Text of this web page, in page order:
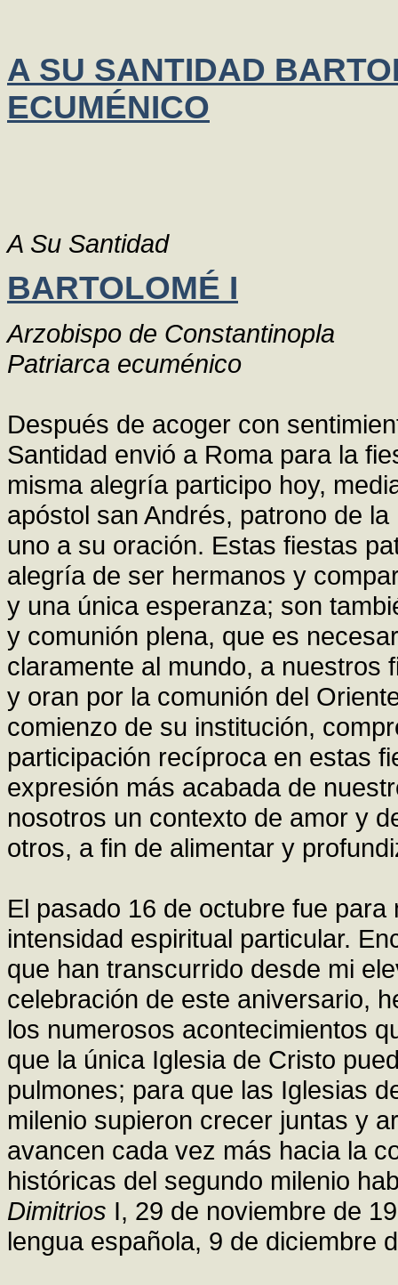
A SU SANTIDAD
ECUMÉNICO
A Su Santidad
BARTOLOMÉ I
Arzobispo de Constantinopla
Patriarca ecuménico
Después de acoger con
Santidad envió a Roma para la
misma alegría participo hoy,
apóstol san Andrés, patrono de
uno a su oración. Estas fiestas
alegría de ser hermanos y
y una única esperanza; son
y comunión plena, que es
claramente al mundo, a nuestros
y oran por la comunión del
comienzo de su institución,
participación recíproca en estas
expresión más acabada de
nosotros un contexto de amor y
otros, a fin de alimentar y
El pasado 16 de octubre fue
intensidad espiritual particular.
que han transcurrido desde mi
celebración de este aniversario,
los numerosos acontecimientos
que la única Iglesia de Cristo
pulmones; para que las Iglesias
milenio supieron crecer juntas y
avancen cada vez más hacia la
históricas del segundo milenio
Dimitrios I, 29 de noviembre de
lengua española, 9 de diciembre